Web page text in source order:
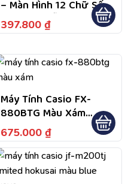
– Màn Hình 12 Chữ Số
Cực Lớn, Dễ Quan Sát
Dữ Liệu, Nguồn Kép
Và Pin, Tiện Dùng Lâu
Dài
397.800 ₫
Máy Tính Casio FX-
880BTG Màu Xám
Fullbox Bảo Hành 7
Năm
675.000 ₫